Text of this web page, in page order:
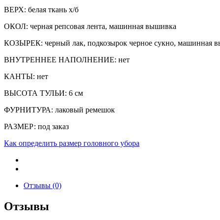
ВЕРХ: белая ткань х/б
ОКОЛ: черная репсовая лента, машинная вышивка
КОЗЫРЕК: черный лак, подкозырок черное сукно, машинная
ВНУТРЕННЕЕ НАПОЛНЕНИЕ: нет
КАНТЫ: нет
ВЫСОТА ТУЛЬИ: 6 см
ФУРНИТУРА: лаковый ремешок
РАЗМЕР: под заказ
Как определить размер головного убора
Отзывы (0)
Отзывы